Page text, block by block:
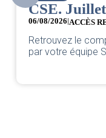
CSE.
06/08/2026|ACCÈS
Retrouvez le
par votre équipe